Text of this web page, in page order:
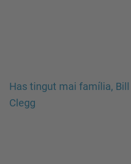
Has tingut mai família, Bill
Clegg